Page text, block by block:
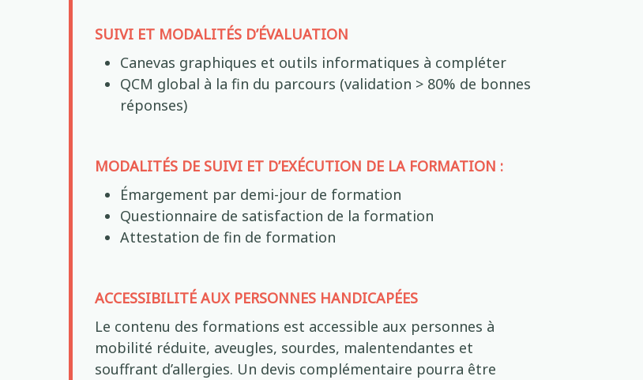
SUIVI ET MODALITÉS D’ÉVALUATION
Canevas graphiques et outils informatiques à compléter
QCM global à la fin du parcours (validation > 80% de bonnes
réponses)
MODALITÉS DE SUIVI ET D’EXÉCUTION DE LA FORMATION :
Émargement par demi-jour de formation
Questionnaire de satisfaction de la formation
Attestation de fin de formation
ACCESSIBILITÉ AUX PERSONNES HANDICAPÉES
Le contenu des formations est accessible aux personnes à
mobilité réduite, aveugles, sourdes, malentendantes et
souffrant d’allergies. Un devis complémentaire pourra être